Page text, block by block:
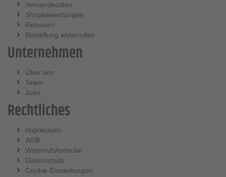
Versandkosten
Shopbewertungen
Retouren
Bestellung widerrufen
Unternehmen
Über uns
Team
Jobs
Rechtliches
Impressum
AGB
Widerrufsformular
Datenschutz
Cookie-Einstellungen